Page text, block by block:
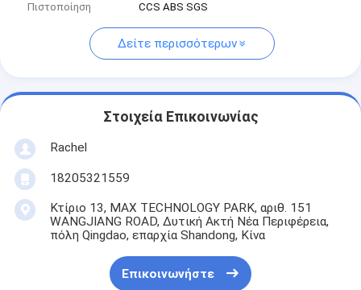
Πιστοποίηση
CCS ABS SGS
Δείτε περισσότερων
Στοιχεία Επικοινωνίας
Rachel
18205321559
Κτίριο 13, MAX TECHNOLOGY PARK, αριθ. 151
WANGJIANG ROAD, Δυτική Ακτή Νέα Περιφέρεια,
πόλη Qingdao, επαρχία Shandong, Κίνα
Επικοινωνήστε